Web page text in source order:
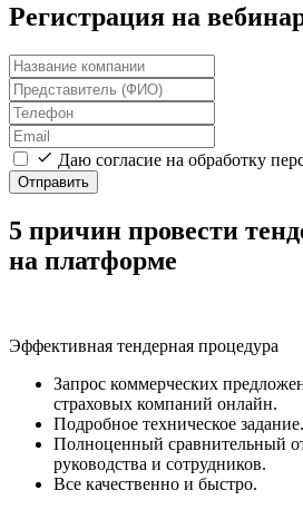
Регистрация на
Даю согласие на обработку
Отправить
5 причин провести
на платформе
Эффективная тендерная процедура
Запрос коммерческих
страховых компаний онлайн.
Подробное техническое задание.
Полноценный сравнительный
руководства и сотрудников.
Все качественно и быстро.